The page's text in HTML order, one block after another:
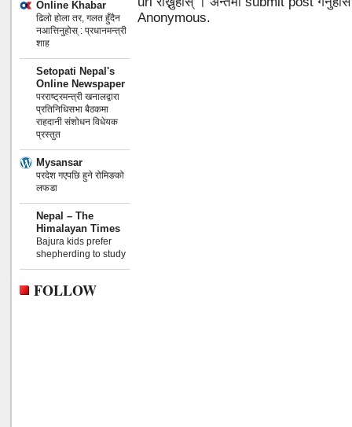
Online Khabar
ढिलो होला तर, गलत हुँदैन
नआत्तिनुहोस् : प्रधानमन्त्री
शाह
Setopati Nepal's
Online Newspaper
परराष्ट्रमन्त्री खनालद्वारा
प्रतिनिधिसभा बैठकमा
राहदानी संशोधन विधेयक
प्रस्तुत
Mysansar
परदेश गएपछि हुने रोमिङको
लफडा
Nepal – The
Himalayan Times
Bajura kids prefer
shepherding to study
FOLLOW
Anonymous.